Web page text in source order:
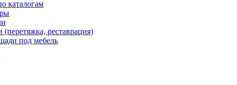
каталогам
(перетяжка, реставрация)
под мебель